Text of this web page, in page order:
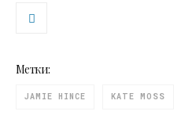
Метки:
JAMIE HINCE KATE MOSS